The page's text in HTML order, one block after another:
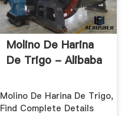
Molino De Harina
De Trigo - Alibaba
Molino De Harina De Trigo,
Find Complete Details